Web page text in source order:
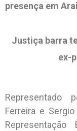
presença em
Justiça barra
ex-
Representado
Ferreira e
Representação